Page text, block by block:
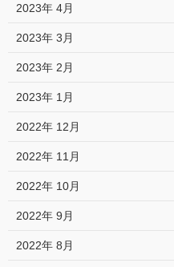
2023年 4月
2023年 3月
2023年 2月
2023年 1月
2022年 12月
2022年 11月
2022年 10月
2022年 9月
2022年 8月